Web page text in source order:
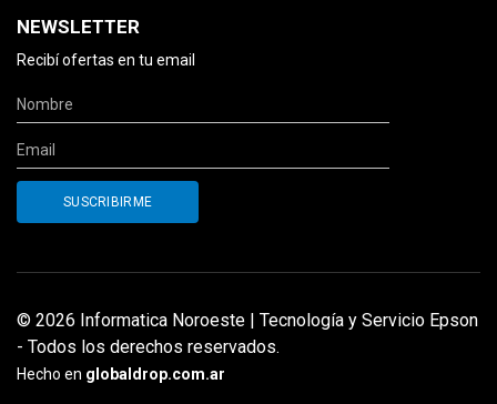
NEWSLETTER
Recibí ofertas en tu email
© 2026 Informatica Noroeste | Tecnología y Servicio Epson
- Todos los derechos reservados.
Hecho en globaldrop.com.ar